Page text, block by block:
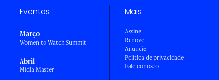
Eventos
Março
Women to Watch Summit
Abril
Mídia Master
Mais
Assine
Renove
Anuncie
Política de privacidade
Fale conosco